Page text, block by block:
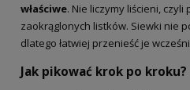
właściwe. Nie liczymy liścieni,
zaokrąglonych listków. Siewki nie
dlatego łatwiej przenieść je
Jak pikować krok po kroku?